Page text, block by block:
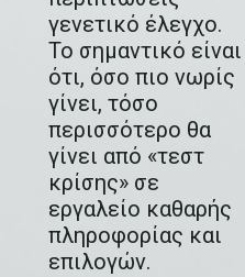
γενετικό έλεγχο.
Το σημαντικό είναι
ότι, όσο πιο νωρίς
γίνει, τόσο
περισσότερο θα
γίνει από «τεστ
κρίσης» σε
εργαλείο καθαρής
πληροφορίας και
επιλογών.